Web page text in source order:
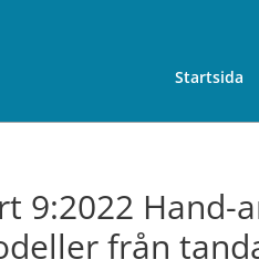
Startsida
9:2022
från